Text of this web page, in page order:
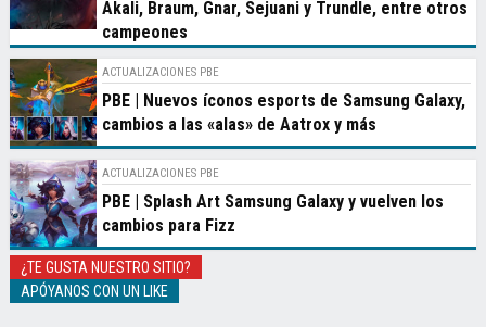
Akali, Braum, Gnar, Sejuani y Trundle, entre otros
campeones
ACTUALIZACIONES PBE
PBE | Nuevos íconos esports de Samsung Galaxy,
cambios a las «alas» de Aatrox y más
ACTUALIZACIONES PBE
PBE | Splash Art Samsung Galaxy y vuelven los
cambios para Fizz
¿TE GUSTA NUESTRO SITIO?
APÓYANOS CON UN LIKE